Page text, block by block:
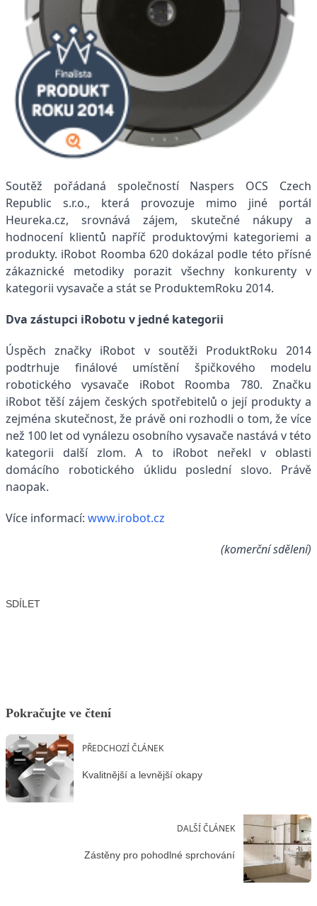
Soutěž pořádaná společností Naspers OCS Czech
Republic s.r.o., která provozuje mimo jiné portál
Heureka.cz, srovnává zájem, skutečné nákupy a
hodnocení klientů napříč produktovými kategoriemi a
produkty. iRobot Roomba 620 dokázal podle této přísné
zákaznické metodiky porazit všechny konkurenty v
kategorii vysavače a stát se ProduktemRoku 2014.
Dva zástupci iRobotu v jedné kategorii
Úspěch značky iRobot v soutěži ProduktRoku 2014
podtrhuje finálové umístění špičkového modelu
robotického vysavače iRobot Roomba 780. Značku
iRobot těší zájem českých spotřebitelů o její produkty a
zejména skutečnost, že právě oni rozhodli o tom, že více
než 100 let od vynálezu osobního vysavače nastává v této
kategorii další zlom. A to iRobot neřekl v oblasti
domácího robotického úklidu poslední slovo. Právě
naopak.
Více informací: www.irobot.cz
(komerční sdělení)
SDÍLET
Pokračujte ve čtení
PŘEDCHOZÍ ČLÁNEK
Kvalitnější a levnější okapy
DALŠÍ ČLÁNEK
Zástěny pro pohodlné sprchování